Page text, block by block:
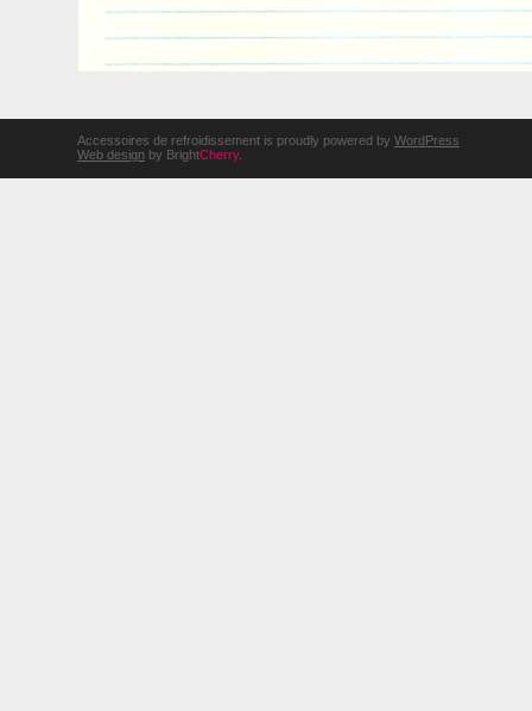
Accessoires de refroidissement is proudly powered by WordPress
Web design by BrightCherry.